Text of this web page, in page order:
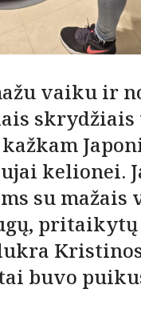
vaiku ir
kelionei.
su mažais
buvo